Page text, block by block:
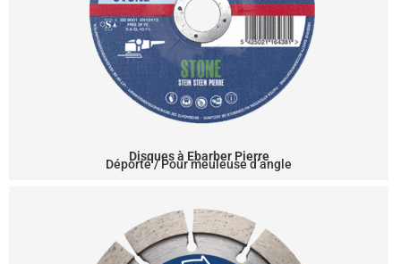
Disques à Ebarber Pierre
Déporté / Pour meuleuse d’angle